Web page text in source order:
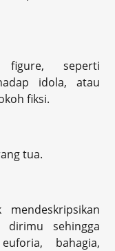
figure, seperti
idola, atau
fiksi.
tua.
dirimu sehingga
bahagia,